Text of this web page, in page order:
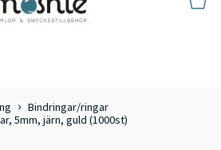
Bindringar/ringar
5mm, järn, guld (1000st)